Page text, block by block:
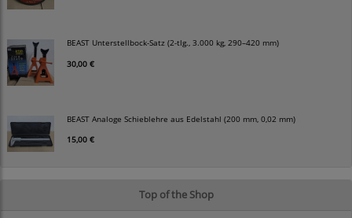
BEAST Unterstellbock-Satz (2-tlg., 3.000 kg, 290–420 mm)
30,00 €
BEAST Analoge Schieblehre aus Edelstahl (200 mm, 0,02 mm)
15,00 €
Top of the Shop